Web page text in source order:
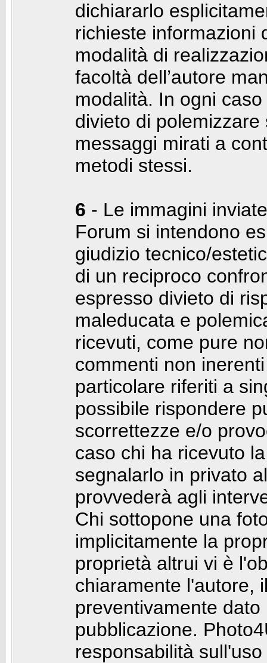
dichiararlo
richieste informazioni
modalità di
facoltà dell’autore
modalità. In ogni
divieto di
messaggi mirati a
metodi stessi.
6 - Le immagini
Forum si intendono
giudizio tecnico/
di un reciproco
espresso divieto di
maleducata e
ricevuti, come pure
commenti non
particolare riferiti a
possibile rispondere
scorrettezze e/o
caso chi ha ricevuto
segnalarlo in privato
provvederà agli
Chi sottopone una
implicitamente la
proprietà altrui vi è
chiaramente l'autore,
preventivamente
pubblicazione.
responsabilità